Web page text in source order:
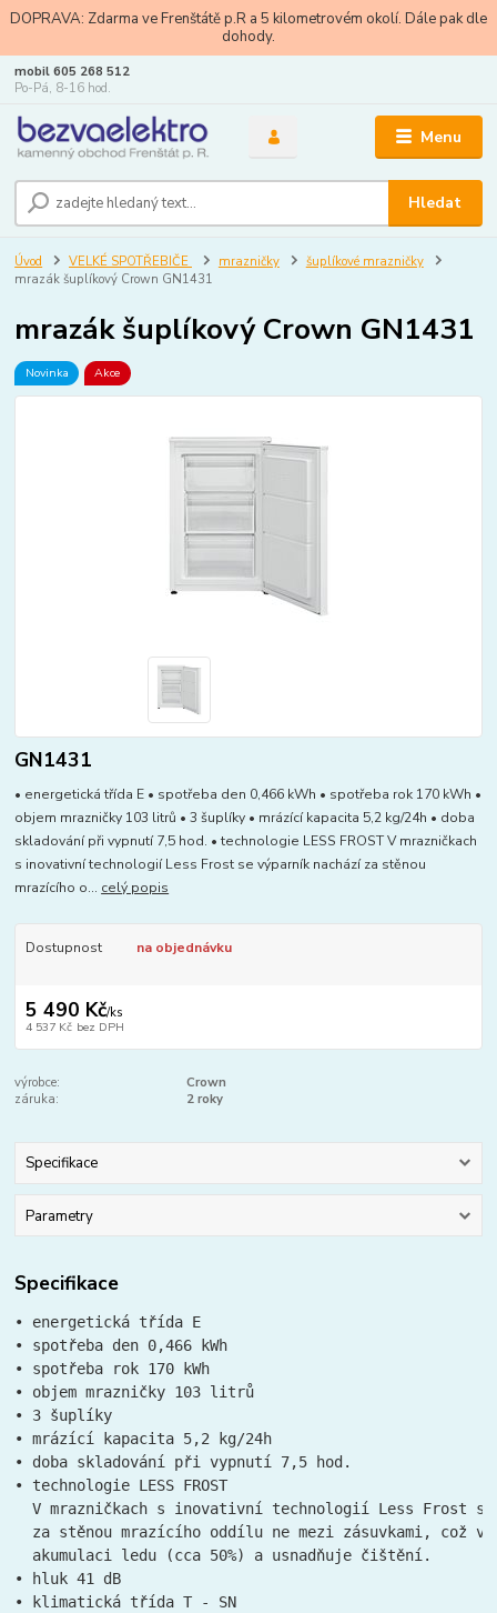
DOPRAVA: Zdarma ve Frenštátě p.R a 5 kilometrovém okolí. Dále pak dle
dohody.
Menu
Hledat
mobil 605 268 512
Po-Pá, 8-16 hod.
Úvod VELKÉ SPOTŘEBIČE mrazničky
šuplíkové mrazničky
mrazák šuplíkový Crown GN1431
mrazák šuplíkový Crown GN1431
Novinka Akce
GN1431
• energetická třída E • spotřeba den 0,466 kWh • spotřeba rok 170 kWh •
objem mrazničky 103 litrů • 3 šuplíky • mrázící kapacita 5,2 kg/24h • doba
skladování při vypnutí 7,5 hod. • technologie LESS FROST V mrazničkach
s inovativní technologií Less Frost se výparník nachází za stěnou
mrazícího o... celý popis
Dostupnost na objednávku
5 490 Kč/ks
4 537 Kč bez DPH
výrobce:
Crown
záruka:
2 roky
Specifikace
Parametry
Specifikace
• energetická třída E
• spotřeba den 0,466 kWh
• spotřeba rok 170 kWh
• objem mrazničky 103 litrů
• 3 šuplíky
• mrázící kapacita 5,2 kg/24h
• doba skladování při vypnutí 7,5 hod.
• technologie LESS FROST
V mrazničkach s inovativní technologií Less Frost
za stěnou mrazícího oddílu ne mezi zásuvkami, což
  akumulaci ledu (cca 50%) a usnadňuje čištění.
• hluk 41 dB
• klimatická třída T - SN